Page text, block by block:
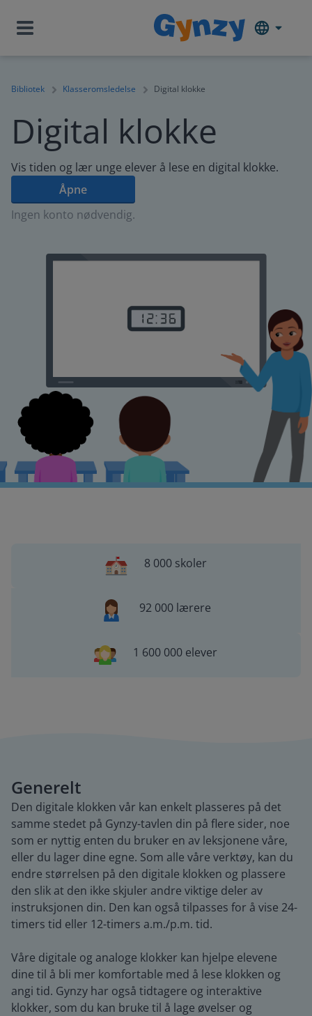
Bibliotek Klasseromsledelse Digital klokke
Digital klokke
Vis tiden og lær unge elever å lese en digital klokke.
Åpne
Ingen konto nødvendig.
8 000 skoler
92 000 lærere
1 600 000 elever
Generelt
Den digitale klokken vår kan enkelt plasseres på det
samme stedet på Gynzy-tavlen din på flere sider, noe
som er nyttig enten du bruker en av leksjonene våre,
eller du lager dine egne. Som alle våre verktøy, kan du
endre størrelsen på den digitale klokken og plassere
den slik at den ikke skjuler andre viktige deler av
instruksjonen din. Den kan også tilpasses for å vise 24-
timers tid eller 12-timers a.m./p.m. tid.
Våre digitale og analoge klokker kan hjelpe elevene
dine til å bli mer komfortable med å lese klokken og
angi tid. Gynzy har også tidtagere og interaktive
klokker, som du kan bruke til å lage øvelser og